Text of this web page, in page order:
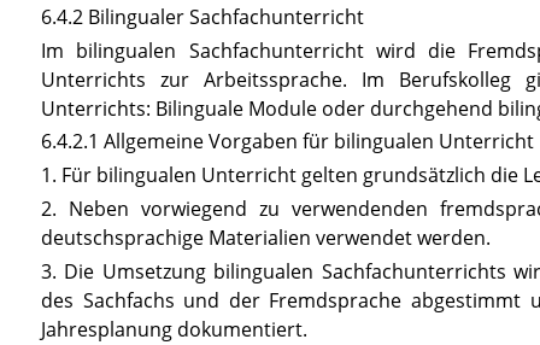
6.4.2 Bilingualer Sachfachunterricht
Im bilingualen Sachfachunterricht wird die
Unterrichts zur Arbeitssprache. Im Berufskolleg
Unterrichts: Bilinguale Module oder durchgehend
6.4.2.1 Allgemeine Vorgaben für bilingualen
1. Für bilingualen Unterricht gelten grundsätzlich die
2. Neben vorwiegend zu verwendenden
deutschsprachige Materialien verwendet werden.
3. Die Umsetzung bilingualen Sachfachunterrichts
des Sachfachs und der Fremdsprache abgestimmt
Jahresplanung dokumentiert.